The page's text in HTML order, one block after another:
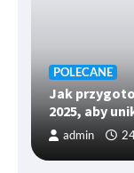
POLECANE
Jak
2025, aby
admin